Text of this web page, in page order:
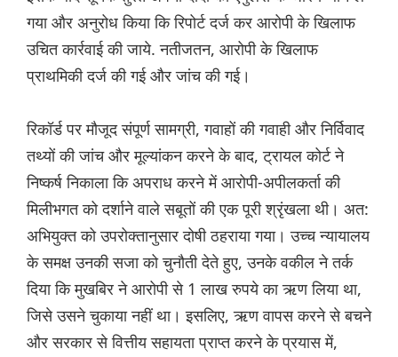
गया और अनुरोध किया कि रिपोर्ट दर्ज कर आरोपी के खिलाफ
उचित कार्रवाई की जाये. नतीजतन, आरोपी के खिलाफ
प्राथमिकी दर्ज की गई और जांच की गई।
रिकॉर्ड पर मौजूद संपूर्ण सामग्री, गवाहों की गवाही और निर्विवाद
तथ्यों की जांच और मूल्यांकन करने के बाद, ट्रायल कोर्ट ने
निष्कर्ष निकाला कि अपराध करने में आरोपी-अपीलकर्ता की
मिलीभगत को दर्शाने वाले सबूतों की एक पूरी श्रृंखला थी। अत:
अभियुक्त को उपरोक्तानुसार दोषी ठहराया गया। उच्च न्यायालय
के समक्ष उनकी सजा को चुनौती देते हुए, उनके वकील ने तर्क
दिया कि मुखबिर ने आरोपी से 1 लाख रुपये का ऋण लिया था,
जिसे उसने चुकाया नहीं था। इसलिए, ऋण वापस करने से बचने
और सरकार से वित्तीय सहायता प्राप्त करने के प्रयास में,